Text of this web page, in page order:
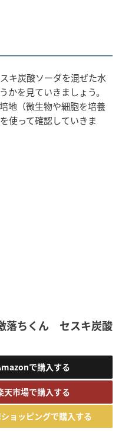
キ炭酸ソーダを混ぜた水
かを見ていきましょう。
地（微生物や細胞を培養
使って確認していきま
落ちくん セスキ炭酸
で購入する
天市場で購入する
ョッピングで購入する